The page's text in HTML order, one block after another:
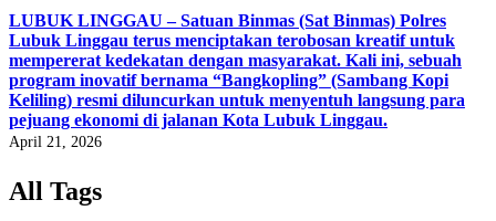
LUBUK LINGGAU – Satuan Binmas (Sat Binmas) Polres
Lubuk Linggau terus menciptakan terobosan kreatif untuk
mempererat kedekatan dengan masyarakat. Kali ini, sebuah
program inovatif bernama “Bangkopling” (Sambang Kopi
Keliling) resmi diluncurkan untuk menyentuh langsung para
pejuang ekonomi di jalanan Kota Lubuk Linggau.
April 21, 2026
All Tags